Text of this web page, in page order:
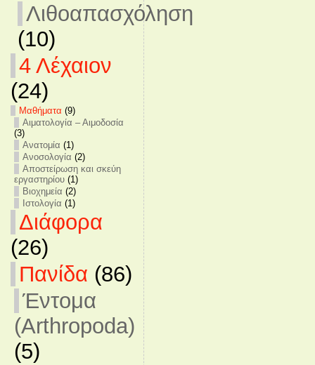
Λιθοαπασχόληση
(10)
4 Λέχαιον
(24)
Mαθήματα (9)
Αιματολογία – Αιμοδοσία
(3)
Ανατομία (1)
Ανοσολογία (2)
Αποστείρωση και σκεύη
εργαστηρίου(1)
Βιοχημεία (2)
Ιστολογία (1)
Διάφορα
(26)
Πανίδα (86)
Έντομα
(Arthropoda)
(5)